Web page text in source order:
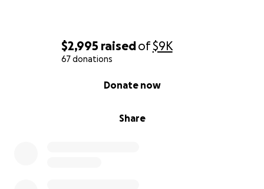
$2,995 raisedof$9K
67 donations
Share
Donate now